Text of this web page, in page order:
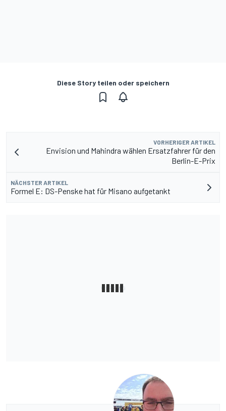
Diese Story teilen oder speichern
VORHERIGER ARTIKEL
Envision und Mahindra wählen Ersatzfahrer für den
Berlin-E-Prix
NÄCHSTER ARTIKEL
Formel E: DS-Penske hat für Misano aufgetankt